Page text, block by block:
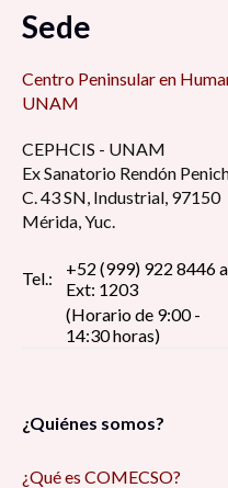
Sede
Centro Peninsular en
UNAM
CEPHCIS - UNAM
Ex Sanatorio Rendón
C. 43 SN, Industrial, 97150
Mérida, Yuc.
Tel.:
+52 (999) 922 8446
Ext: 1203
(Horario de 9:00 -
14:30 horas)
¿Quiénes somos?
¿Qué es COMECSO?